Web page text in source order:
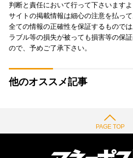
判断と責任において行って下さいます
サイトの掲載情報は細心の注意を払っ
全ての情報の正確性を保証するもので
ラブル等の損失が被っても損害等の保
ので、予めご了承下さい。
他のオススメ記事
PAGE TOP